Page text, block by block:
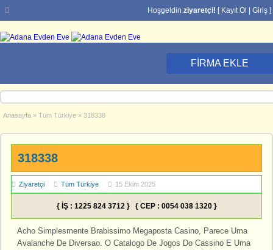
Hoşgeldin ziyaretçi! [ Kayıt Ol Giriş ]
FIRMA EKLE
Anasayfa » Tüm Türkiye » 318338
318338
Ziyaretçi Tüm Türkiye 15 Ekim 2025
{ İŞ : 1225 824 3712 } { CEP : 0054 038 1320 }
Acho Simplesmente Brabissimo Megaposta Casino, Parece Uma
Avalanche De Diversao. O Catalogo De Jogos Do Cassino E Uma